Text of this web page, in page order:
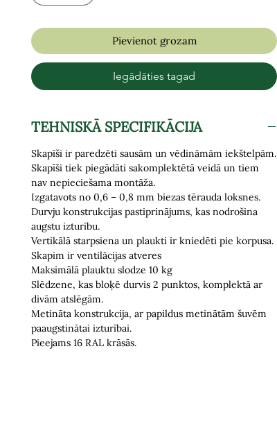
Pievienot grozam
Iegādāties tagad
TEHNISKĀ SPECIFIKĀCIJA
Skapīši ir paredzēti sausām un vēdināmām iekštelpām.
Skapīši tiek piegādāti sakomplektētā veidā un tiem
nav nepieciešama montāža.
Izgatavots no 0,6 – 0,8 mm biezas tērauda loksnes.
Durvju konstrukcijas pastiprinājums, kas nodrošina
augstu izturību.
Vertikālā starpsiena un plaukti ir kniedēti pie korpusa.
Skapim ir ventilācijas atveres
Maksimālā plauktu slodze 10 kg
Slēdzene, kas bloķē durvis 2 punktos, komplektā ar
divām atslēgām.
Metināta konstrukcija, ar papildus metinātām šuvēm
paaugstinātai izturībai.
Pieejams 16 RAL krāsās.